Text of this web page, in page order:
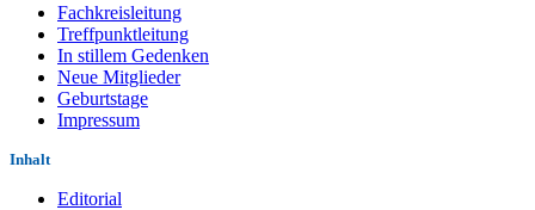
Fachkreisleitung
Treffpunktleitung
In stillem Gedenken
Neue Mitglieder
Geburtstage
Impressum
Inhalt
Editorial